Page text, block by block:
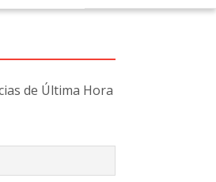
de Última Hora